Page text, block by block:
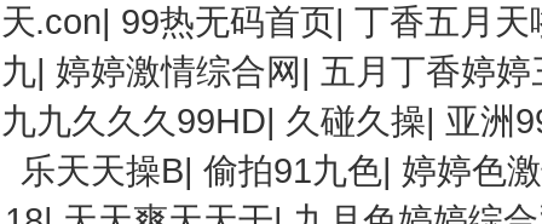
天.con| 99热无码首页|丁香五月天
九| 婷婷激情综合网| 五月丁香婷婷
九九久久久99HD| 久碰久操| 亚洲
乐天天操B| 偷拍91九色| 婷婷色